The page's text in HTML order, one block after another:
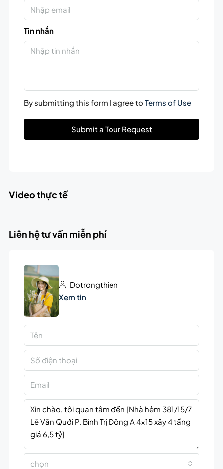
Tin nhắn
By submitting this form I agree to Terms of Use
Submit a Tour Request
Video thực tế
Liên hệ tư vấn miễn phí
Dotrongthien
Xem tin
chọn